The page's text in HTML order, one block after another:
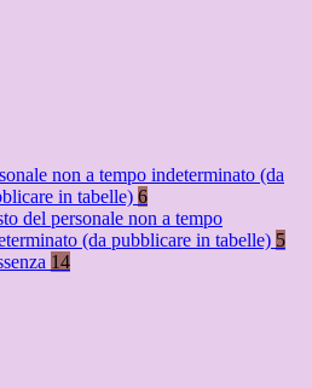
non a tempo indeterminato (da
in tabelle) 6
del personale non a tempo
(da pubblicare in tabelle) 5
14